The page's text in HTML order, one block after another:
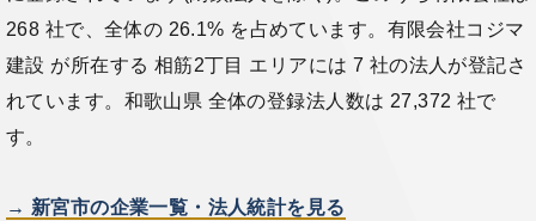
268 社で、全体の 26.1% を占めています。有限会社コジマ
建設 が所在する 相筋2丁目 エリアには 7 社の法人が登記さ
れています。和歌山県 全体の登録法人数は 27,372 社で
す。
→ 新宮市の企業一覧・法人統計を見る